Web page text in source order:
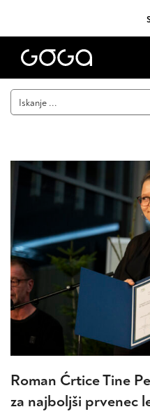
Roman Ćrtice Tine
za najboljši prvenec